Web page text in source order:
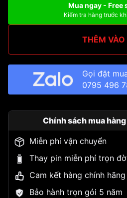
Mua ngay - Free
Kiểm tra hàng trước
THÊM VÀO
Gọi đặt
0795 496
Chính sách mua
Miễn phí vận chuyển
Thay pin miễn phí trọn
Cam kết hàng chính hãng
Bảo hành trọn gói 5 năm